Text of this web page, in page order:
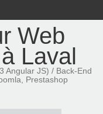
Web
Laval
Angular JS) / Back-End
Prestashop